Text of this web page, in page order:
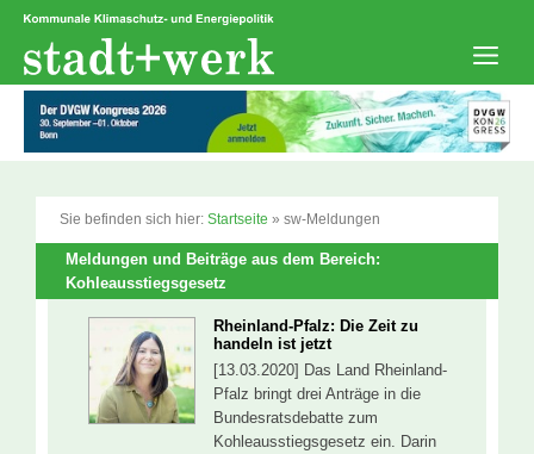
Zum
springen
Sie befinden sich hier: Startseite » sw-Meldungen
Meldungen und Beiträge aus dem Bereich:
Kohleausstiegsgesetz
Rheinland-Pfalz: Die Zeit zu
handeln ist jetzt
[13.03.2020] Das Land Rheinland-
Pfalz bringt drei Anträge in die
Bundesratsdebatte zum
Kohleausstiegsgesetz ein. Darin